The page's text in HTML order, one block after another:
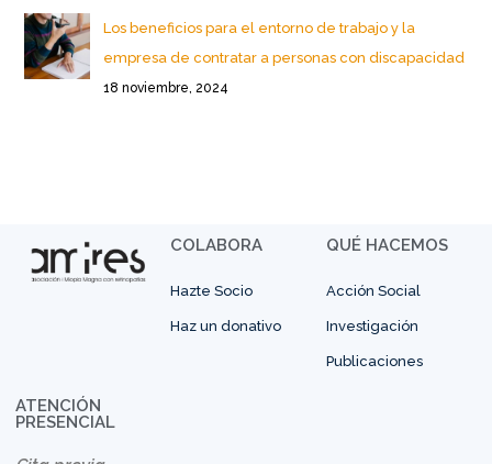
Los beneficios para el entorno de trabajo y la
empresa de contratar a personas con discapacidad
18 noviembre, 2024
COLABORA
Hazte Socio
Haz un donativo
QUÉ HACEMOS
Acción Social
Investigación
Publicaciones
ATENCIÓN
PRESENCIAL